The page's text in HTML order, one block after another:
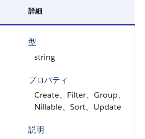
詳細
型
string
プロパティ
Create、Filter、Group、
Nillable、Sort、Update
説明